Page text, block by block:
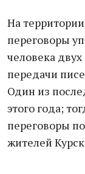
На
переговоры
человека
передачи
Один из
этого года;
переговоры
жителей